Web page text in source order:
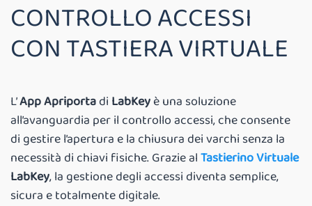
CONTROLLO ACCESSI
CON TASTIERA VIRTUALE
L’App Apriportadi LabKeyè una soluzione
all’avanguardia per il controllo accessi, che consente
di gestire l’apertura e la chiusura dei varchi senza la
necessità di chiavi fisiche. Grazie alTastierino Virtuale
LabKey, la gestione degli accessi diventa semplice,
sicura e totalmente digitale.